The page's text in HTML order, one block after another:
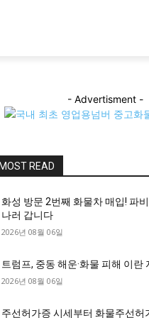
- Advertisment -
READ
화성 방문 2번째 화물차 매입! 파
나러 갑니다
2026년 08월 06일
트럼프, 중동 해운·화물 피해 이란
2026년 08월 06일
주선허가증 시세부터 화물주선허